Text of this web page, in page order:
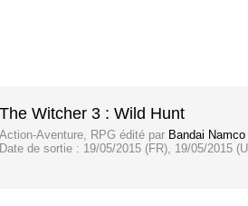
The Witcher 3 : Wild Hunt
Action-Aventure, RPG édité par Bandai
Date de sortie : 19/05/2015 (FR), 19/05/2015